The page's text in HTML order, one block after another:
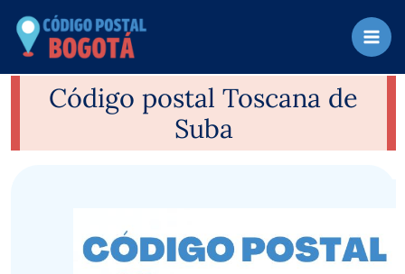
contenido
Código postal Toscana de
Suba